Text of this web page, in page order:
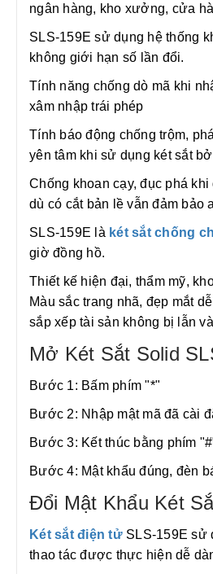
ngân hàng, kho xưởng, cửa
SLS-159E sử dụng hệ thống
không giới hạn số lần đổi.
Tính năng chống dò mã khi
xâm nhập trái phép
Tính báo động chống trộm,
yên tâm khi sử dụng két sắt
Chống khoan cạy, đục phá
dù có cắt bản lề vẫn đảm bảo
SLS-159E là két sắt chống
giờ đồng hồ.
Thiết kế hiện đại, thẩm mỹ,
Màu sắc trang nhã, đẹp mắt
sắp xếp tài sản không bị lẫn
Mở Két Sắt Solid
Bước 1: Bấm phím "*"
Bước 2: Nhập mật mã đã cài
Bước 3: Kết thúc bằng phím
Bước 4: Mật khẩu đúng, đèn
Đổi Mật Khẩu Két
Két sắt điện tửSLS-159E sử
thao tác được thực hiện dễ